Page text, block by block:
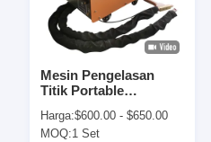
Mesin Pengelasan
Titik Portable
Advanced Industrial
Harga:$600.00 - $650.00
MOQ:1 Set